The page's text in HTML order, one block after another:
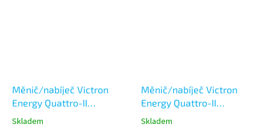
Měnič/nabíječ Victron
Energy Quattro-II
24/5000/120-50/50 230V
Skladem
Měnič/nabíječ Victron
Energy Quattro-II
48/5000/70-50/50 230V
Skladem